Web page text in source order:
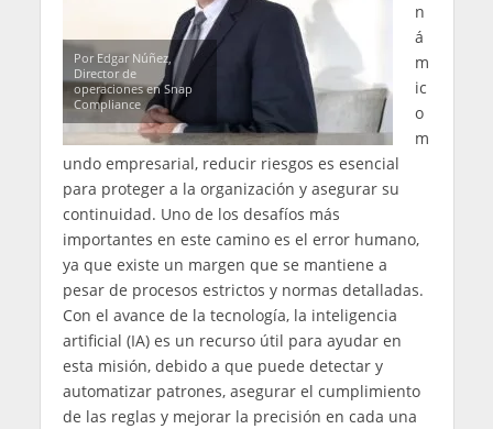
Por Edgar Núñez,
Director de
operaciones en Snap
Compliance
n
á
m
ic
o
m
undo empresarial, reducir riesgos es esencial
para proteger a la organización y asegurar su
continuidad. Uno de los desafíos más
importantes en este camino es el error humano,
ya que existe un margen que se mantiene a
pesar de procesos estrictos y normas detalladas.
Con el avance de la tecnología, la inteligencia
artificial (IA) es un recurso útil para ayudar en
esta misión, debido a que puede detectar y
automatizar patrones, asegurar el cumplimiento
de las reglas y mejorar la precisión en cada una